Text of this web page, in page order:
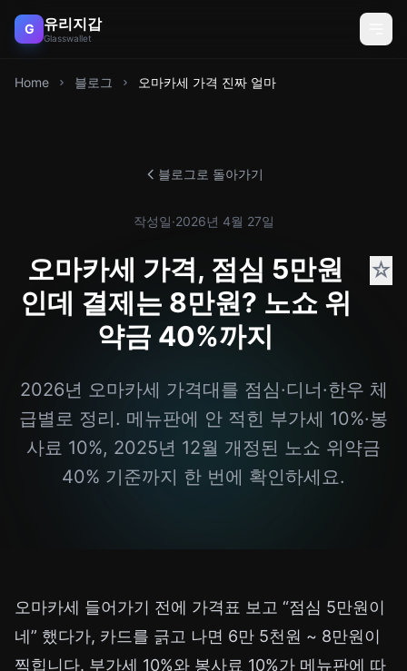
G 유리지갑
Glasswallet
Home 블로그 오마카세 가격 진짜 얼마
블로그로 돌아가기
작성일·2026년 4월 27일
오마카세 가격, 점심 5만원
인데 결제는 8만원? 노쇼 위
약금 40%까지
☆
2026년 오마카세 가격대를 점심·디너·한우 체
급별로 정리. 메뉴판에 안 적힌 부가세 10%·봉
사료 10%, 2025년 12월 개정된 노쇼 위약금
40% 기준까지 한 번에 확인하세요.
오마카세 들어가기 전에 가격표 보고 “점심 5만원이
네” 했다가, 카드를 긁고 나면 6만 5천원 ~ 8만원이
찍힙니다. 부가세 10%와 봉사료 10%가 메뉴판에 따